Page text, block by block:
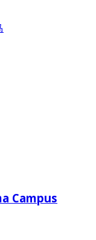
Campus